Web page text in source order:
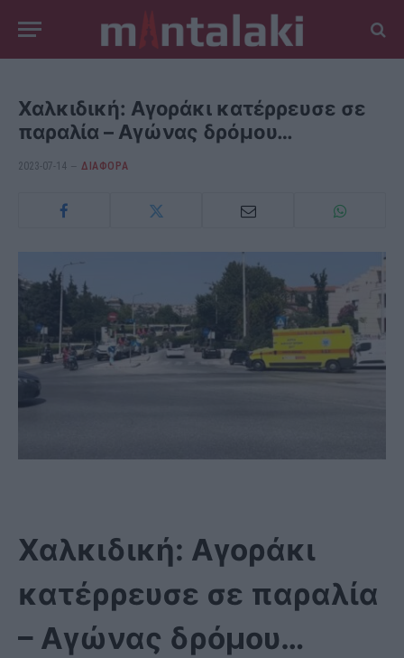
Χαλκιδική: Αγοράκι κατέρρευσε σε
παραλία – Αγώνας δρόμου…
2023-07-14 ΔΙΆΦΟΡΑ
Χαλκιδική: Αγοράκι
κατέρρευσε σε παραλία
– Αγώνας δρόμου…